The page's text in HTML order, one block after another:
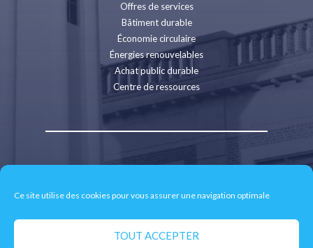
Ce site utilise des cookies pour vous assurer une navigation optimale
TOUT ACCEPTER
Offres de services
Bâtiment durable
Économie circulaire
Énergies renouvelables
Achat public durable
Centre de ressources
Contact
Espace presse
Politique de confidentialité